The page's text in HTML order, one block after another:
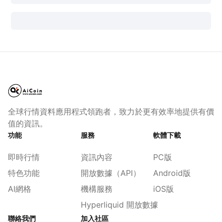
全球行情資料應用程式領跑者，致力於更有效率地提供有價
值的資訊。
功能
即時行情
特色功能
AI網格
服務
資訊內容
開放數據（API）
機構服務
Hyperliquid 開放數據
軟體下載
PC版
Android版
iOS版
聯絡我們 加入社區